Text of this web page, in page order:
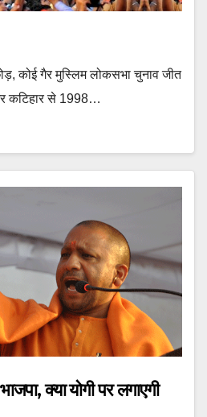
कोई गैर मुस्लिम लोकसभा चुनाव जीत
कटिहार से 1998…
क्या योगी पर लगाएगी